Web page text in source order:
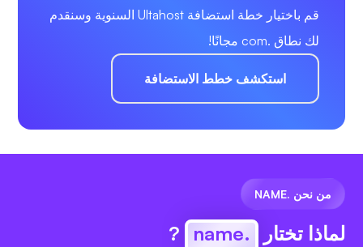
قم باختيار خطة استضافة Ultahost السنوية وسنقدم
لك نطاق .com مجانًا!
استكشف خطط الاستضافة
من نحن .NAME
لماذا تختار .name
?